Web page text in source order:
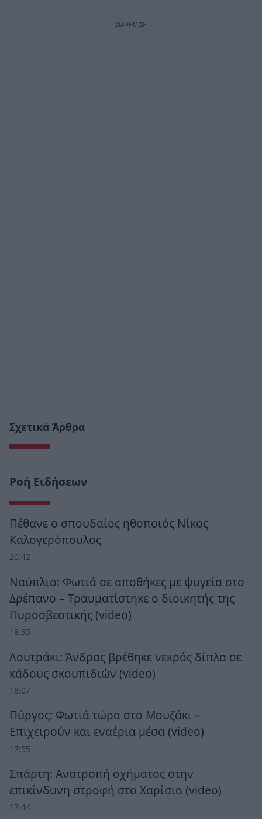
Σχετικά Άρθρα
Ροή Ειδήσεων
Πέθανε ο σπουδαίος ηθοποιός Νίκος
Καλογερόπουλος
20:42
Ναύπλιο: Φωτιά σε αποθήκες με ψυγεία στο
Δρέπανο – Τραυματίστηκε ο διοικητής της
Πυροσβεστικής (video)
18:35
Λουτράκι: Άνδρας βρέθηκε νεκρός δίπλα σε
κάδους σκουπιδιών (video)
18:07
Πύργος: Φωτιά τώρα στο Μουζάκι –
Επιχειρούν και εναέρια μέσα (video)
17:55
Σπάρτη: Ανατροπή οχήματος στην
επικίνδυνη στροφή στο Χαρίσιο (video)
17:44